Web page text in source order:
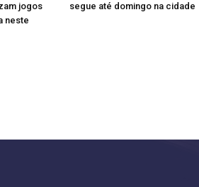
jogos
neste
segue até domingo na cidade